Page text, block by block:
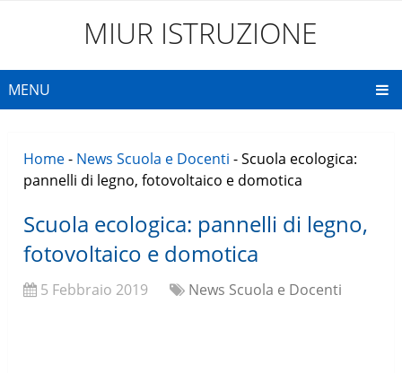
MIUR ISTRUZIONE
MENU
Home- News Scuola e Docenti -Scuola ecologica:
pannelli di legno, fotovoltaico e domotica
Scuola ecologica: pannelli di legno,
fotovoltaico e domotica
5 Febbraio 2019 News Scuola e Docenti